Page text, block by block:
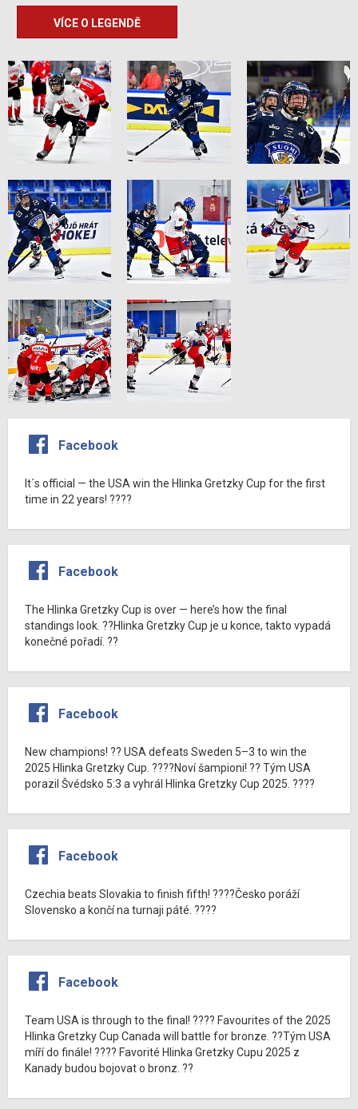
VÍCE O LEGENDĚ
Facebook
It´s official — the USA win the Hlinka Gretzky Cup for the first
time in 22 years! ????
Facebook
The Hlinka Gretzky Cup is over — here’s how the final
standings look. ??Hlinka Gretzky Cup je u konce, takto vypadá
konečné pořadí. ??
Facebook
New champions! ?? USA defeats Sweden 5–3 to win the
2025 Hlinka Gretzky Cup. ????Noví šampioni! ?? Tým USA
porazil Švédsko 5:3 a vyhrál Hlinka Gretzky Cup 2025. ????
Facebook
Czechia beats Slovakia to finish fifth! ????Česko poráží
Slovensko a končí na turnaji páté. ????
Facebook
Team USA is through to the final! ???? Favourites of the 2025
Hlinka Gretzky Cup Canada will battle for bronze. ??Tým USA
míří do finále! ???? Favorité Hlinka Gretzky Cupu 2025 z
Kanady budou bojovat o bronz. ??